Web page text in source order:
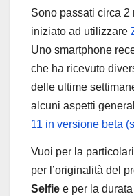
Sono passati circa
iniziato ad utilizzare
Uno smartphone
che ha ricevuto
delle ultime
alcuni aspetti
11 in versione beta
Vuoi per la
per l’originalità del
Selfie e per la